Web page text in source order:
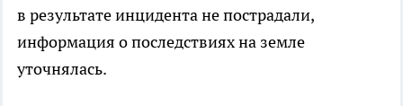
в результате инцидента не пострадали,
информация о последствиях на земле
уточнялась.